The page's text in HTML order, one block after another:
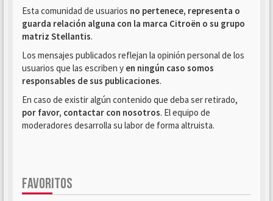
Esta comunidad de usuarios no pertenece, representa o
guarda relación alguna con la marca Citroën o su grupo
matriz Stellantis.
Los mensajes publicados reflejan la opinión personal de los
usuarios que las escriben y en ningún caso somos
responsables de sus publicaciones.
En caso de existir algún contenido que deba ser retirado,
por favor, contactar con nosotros. El equipo de
moderadores desarrolla su labor de forma altruista.
FAVORITOS